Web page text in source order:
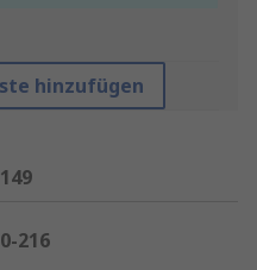
hinzufügen
216